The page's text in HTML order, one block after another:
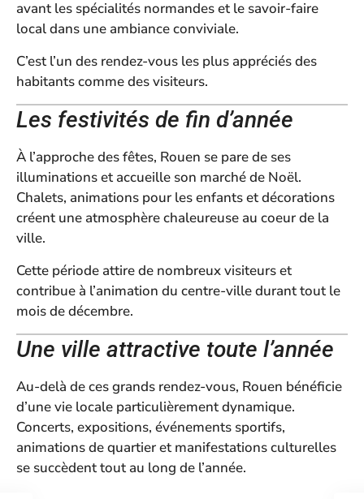
avant les spécialités normandes et le savoir-faire
local dans une ambiance conviviale.
C’est l’un des rendez-vous les plus appréciés des
habitants comme des visiteurs.
Les festivités de fin d’année
À l’approche des fêtes, Rouen se pare de ses
illuminations et accueille son marché de Noël.
Chalets, animations pour les enfants et décorations
créent une atmosphère chaleureuse au coeur de la
ville.
Cette période attire de nombreux visiteurs et
contribue à l’animation du centre-ville durant tout le
mois de décembre.
Une ville attractive toute l’année
Au-delà de ces grands rendez-vous, Rouen bénéficie
d’une vie locale particulièrement dynamique.
Concerts, expositions, événements sportifs,
animations de quartier et manifestations culturelles
se succèdent tout au long de l’année.